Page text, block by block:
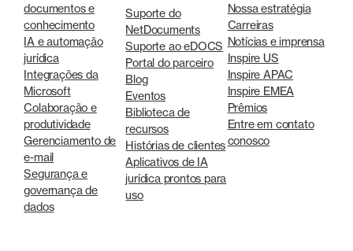
documentos e
conhecimento
IA e automação
jurídica
Integrações da
Microsoft
Colaboração e
produtividade
Gerenciamento de
e-mail
Segurança e
governança de
dados
Suporte do
NetDocuments
Suporte ao eDOCS
Portal do parceiro
Blog
Eventos
Biblioteca de
recursos
Histórias de clientes
Aplicativos de IA
jurídica prontos para
uso
Nossa estratégia
Carreiras
Notícias e imprensa
Inspire US
Inspire APAC
Inspire EMEA
Prêmios
Entre em contato
conosco